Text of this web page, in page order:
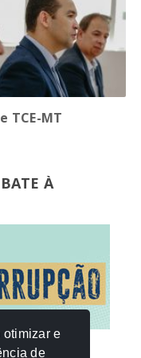
TCE-MT
À
otimizar e
de